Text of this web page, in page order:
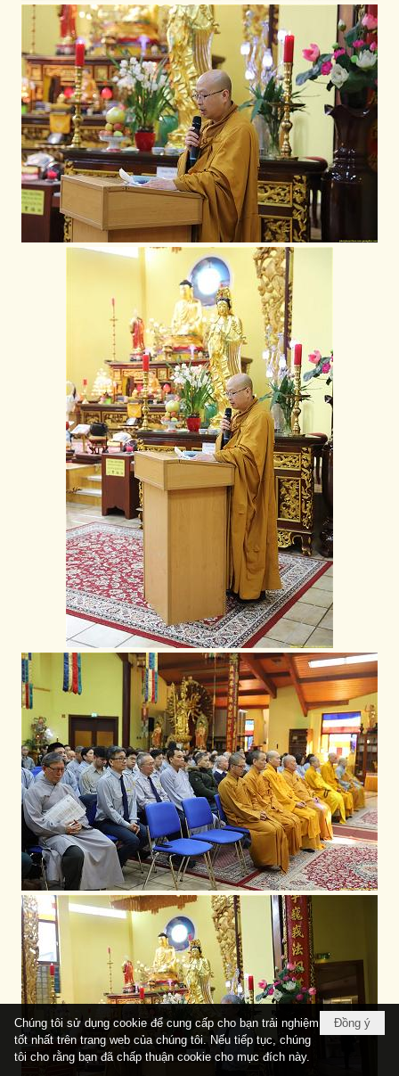
Đồng ý
Chúng tôi sử dụng cookie để cung cấp cho bạn trải nghiệm
tốt nhất trên trang web của chúng tôi. Nếu tiếp tục, chúng
tôi cho rằng bạn đã chấp thuận cookie cho mục đích này.